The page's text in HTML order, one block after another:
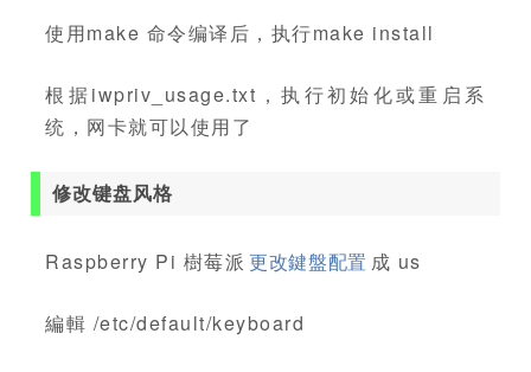
使用make 命令编译后，执行make install
根据iwpriv_usage.txt，执行初始化或重启系
统，网卡就可以使用了
修改键盘风格
Raspberry Pi 樹莓派 更改鍵盤配置 成 us
編輯 /etc/default/keyboard